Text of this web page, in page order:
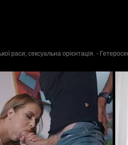
раси, сексуальна орієнтація. -